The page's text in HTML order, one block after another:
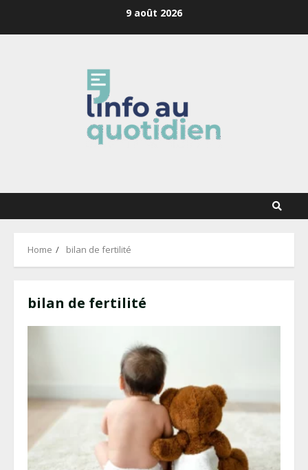
9 août 2026
Home bilan de fertilité
bilan de fertilité